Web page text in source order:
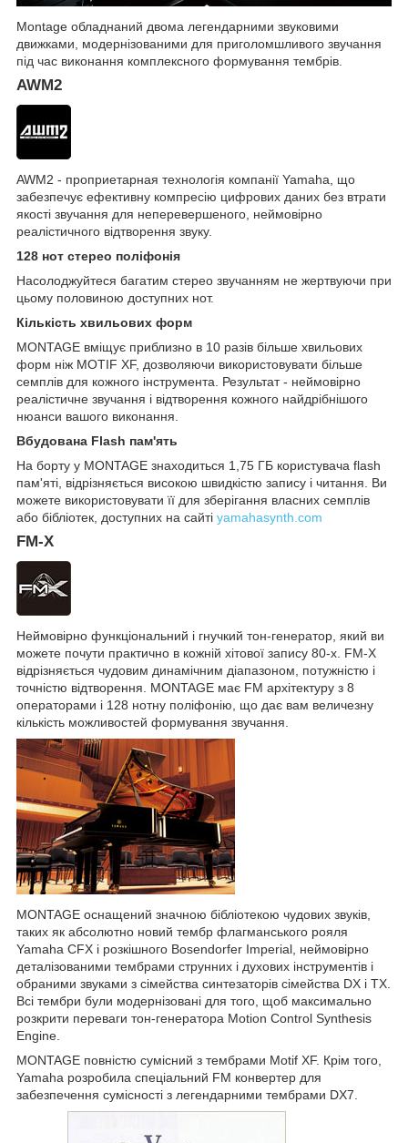
Montage обладнаний двома легендарними звуковими
движками, модернізованими для приголомшливого звучання
під час виконання комплексного формування тембрів.
AWM2
AWM2 - проприетарная технологія компанії Yamaha, що
забезпечує ефективну компресію цифрових даних без втрати
якості звучання для неперевершеного, неймовірно
реалістичного відтворення звуку.
128 нот стерео поліфонія
Насолоджуйтеся багатим стерео звучанням не жертвуючи при
цьому половиною доступних нот.
Кількість хвильових форм
MONTAGE вміщує приблизно в 10 разів більше хвильових
форм ніж MOTIF XF, дозволяючи використовувати більше
семплів для кожного інструмента. Результат - неймовірно
реалістичне звучання і відтворення кожного найдрібнішого
нюанси вашого виконання.
Вбудована Flash пам'ять
На борту у MONTAGE знаходиться 1,75 ГБ користувача flash
пам'яті, відрізняється високою швидкістю запису і читання. Ви
можете використовувати її для зберігання власних семплів
або бібліотек, доступних на сайті yamahasynth.com
FM-X
Неймовірно функціональний і гнучкий тон-генератор, який ви
можете почути практично в кожній хітової запису 80-х. FM-X
відрізняється чудовим динамічним діапазоном, потужністю і
точністю відтворення. MONTAGE має FM архітектуру з 8
операторами і 128 нотну поліфонію, що дає вам величезну
кількість можливостей формування звучання.
MONTAGE оснащений значною бібліотекою чудових звуків,
таких як абсолютно новий тембр флагманського рояля
Yamaha CFX і розкішного Bosendorfer Imperial, неймовірно
деталізованими тембрами струнних і духових інструментів і
обраними звуками з сімейства синтезаторів сімейства DX і TX.
Всі тембри були модернізовані для того, щоб максимально
розкрити переваги тон-генератора Motion Control Synthesis
Engine.
MONTAGE повністю сумісний з тембрами Motif XF. Крім того,
Yamaha розробила спеціальний FM конвертер для
забезпечення сумісності з легендарними тембрами DX7.